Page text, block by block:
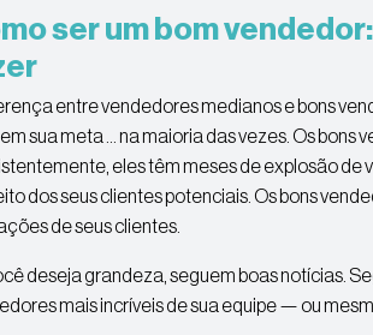
ser um bom
entre vendedores medianos e bons
sua meta … na maioria das vezes. Os bons
eles têm meses de explosão de
dos seus clientes potenciais. Os bons
de seus clientes.
deseja grandeza, seguem boas notícias.
mais incríveis de sua equipe — ou